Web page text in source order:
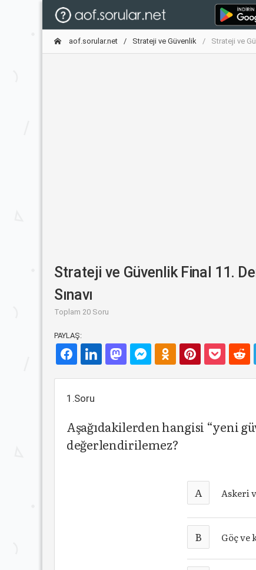
aof.sorular.net Strateji ve Güvenlik Strateji ve
Strateji ve Güvenlik Final 11.
Sınavı
Toplam 20 Soru
PAYLAŞ:
1.Soru
Aşağıdakilerden hangisi “yeni
değerlendirilemez?
A Askeri
B Göç ve